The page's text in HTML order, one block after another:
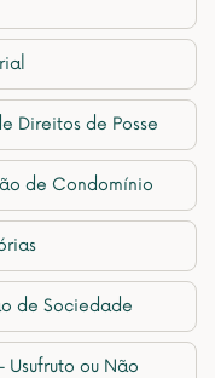
Direitos de Posse
de Condomínio
de Sociedade
Usufruto ou Não